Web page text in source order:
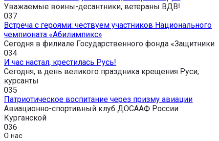
Уважаемые воины-десантники, ветераны ВДВ!
037
Встреча с героями: чествуем участников Национального
чемпионата «Абилимпикс»
Сегодня в филиале Государственного фонда «Защитники
034
И час настал, крестилась Русь!
Сегодня, в день великого праздника крещения Руси,
курсанты
035
Патриотическое воспитание через призму авиации
Авиационно-спортивный клуб ДОСААФ России
Курганской
036
О нас